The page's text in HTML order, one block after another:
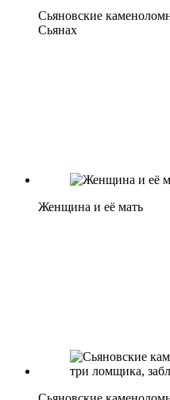
Сьяновские
Сьянах
Женщина и её мать